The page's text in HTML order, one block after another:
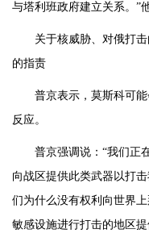
与塔利班政府建立关系。”
关于核威胁、对俄打
的指责
普京表示，莫斯科可
反应。
普京强调说：“我们正
向战区提供此类武器以打
们为什么没有权利向世界
敏感设施进行打击的地区